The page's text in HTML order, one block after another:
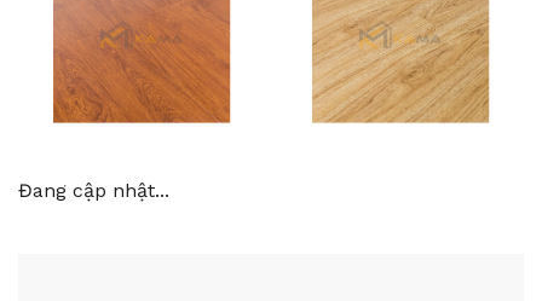
Đang cập nhật...